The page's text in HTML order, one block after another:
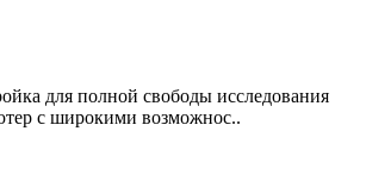
для полной свободы исследования
с широкими возможнос..